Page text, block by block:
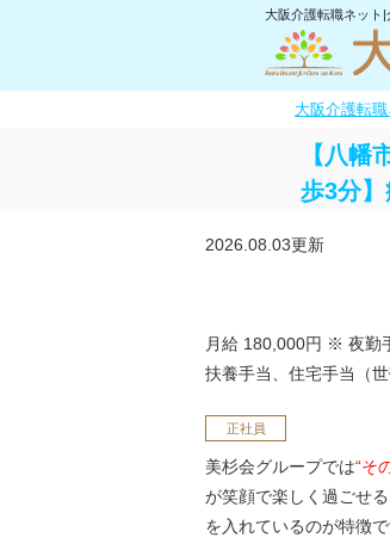
大阪介護転職ネット|
大阪介護転職
【八
歩3分
2026.08.03更新
月給 180,000円 ※ 夜勤
扶養手当、住宅手当（
正社員
美杉会グループでは“そ
が笑顔で楽しく過ごせ
を入れているのが特徴で